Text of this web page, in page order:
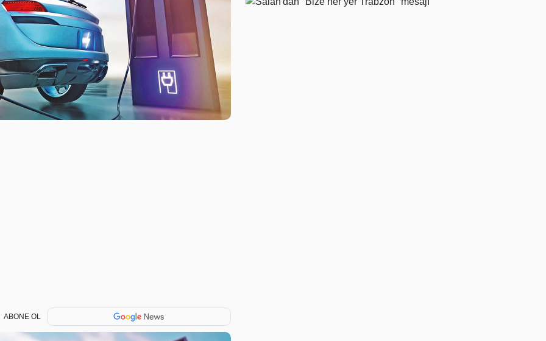
ABONE OL